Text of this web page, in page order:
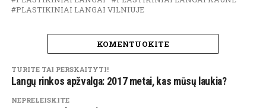
PLASTIKINIAI LANGAI VILNIUJE
KOMENTUOKITE
TURITE TAI PERSKAITYTI!
Langų rinkos apžvalga: 2017 metai, kas mūsų laukia?
NEPRELEISKITE